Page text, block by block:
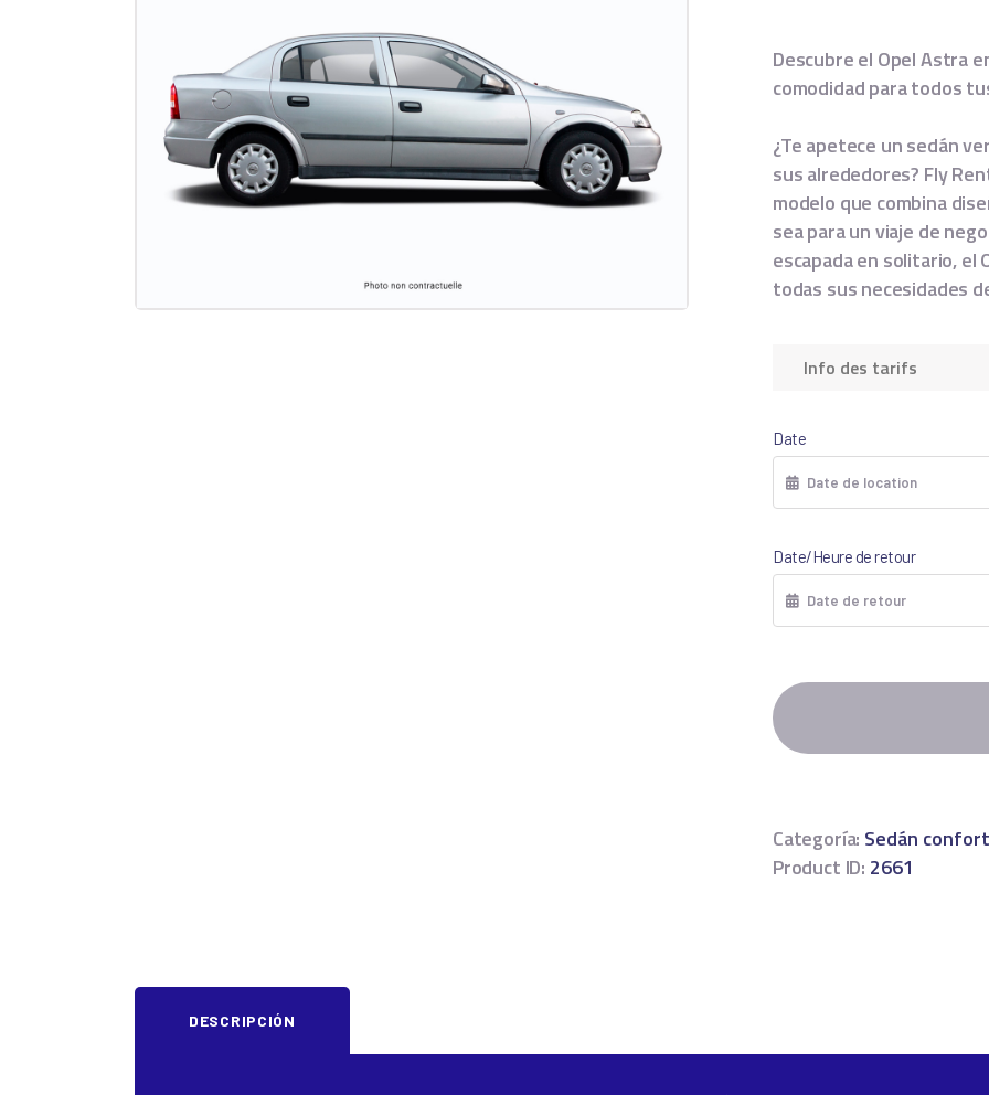
Descubre el Opel Astra
comodidad para todos
¿Te apetece un sedán
sus alrededores? Fly
modelo que combina
sea para un viaje de
escapada en solitario,
todas sus necesidades
Info des tarifs
Date
Date/Heure de retour
Categoría: Sedán confort
Product ID: 2661
DESCRIPCIÓN